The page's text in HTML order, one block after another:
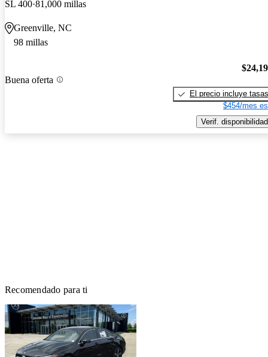
SL 400 81,000 millas
Greenville, NC
98 millas
Buena oferta
El precio incluye tasas
$454/mes
Verif. disponibilidad
Recomendado para ti